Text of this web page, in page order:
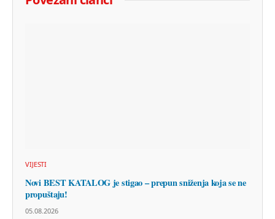
VIJESTI
Novi BEST KATALOG je stigao – prepun sniženja koja se ne
propuštaju!
05.08.2026